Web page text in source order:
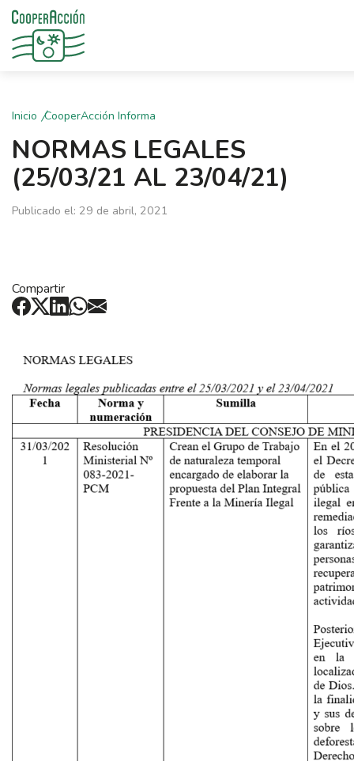
Inicio CooperAcción Informa
NORMAS LEGALES
(25/03/21 AL 23/04/21)
Publicado el: 29 de abril, 2021
Compartir